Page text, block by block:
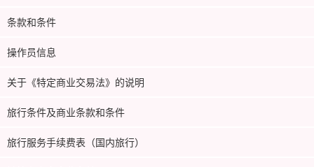
条款和条件
操作员信息
关于《特定商业交易法》的说明
旅行条件及商业条款和条件
旅行服务手续费表（国内旅行）